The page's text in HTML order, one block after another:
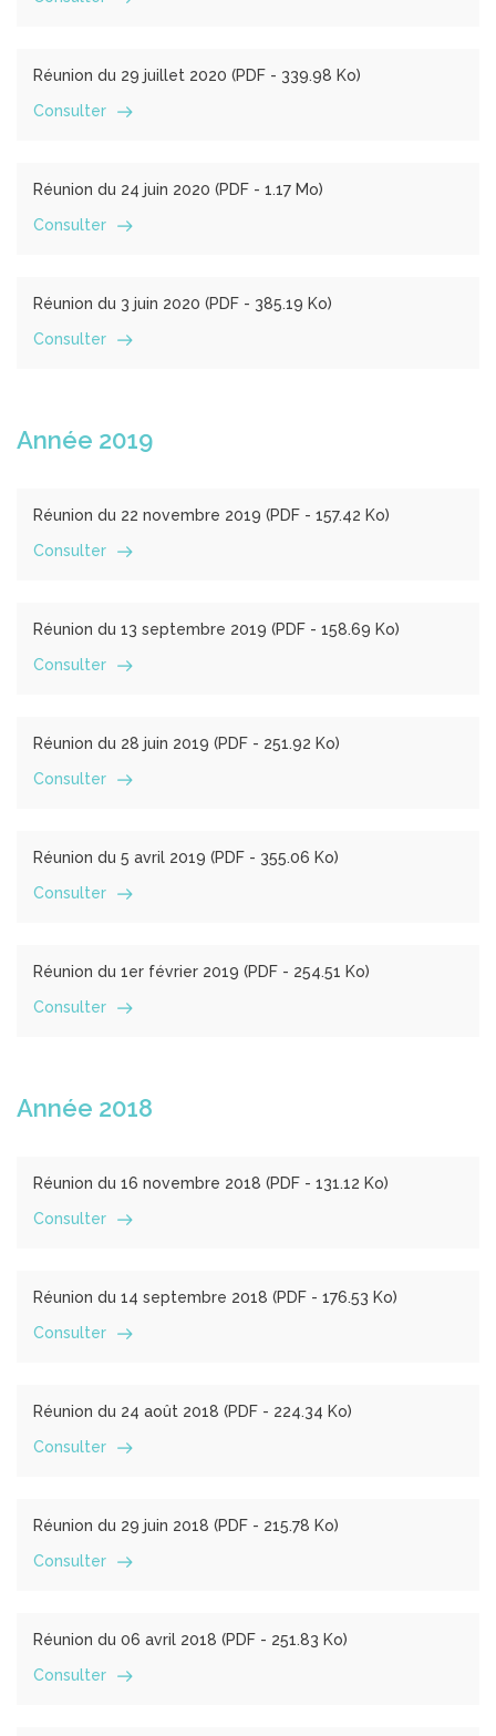
Réunion du 29 juillet 2020 (PDF - 339.98 Ko)
Consulter
Réunion du 24 juin 2020 (PDF - 1.17 Mo)
Consulter
Réunion du 3 juin 2020 (PDF - 385.19 Ko)
Consulter
Année 2019
Réunion du 22 novembre 2019 (PDF - 157.42 Ko)
Consulter
Réunion du 13 septembre 2019 (PDF - 158.69 Ko)
Consulter
Réunion du 28 juin 2019 (PDF - 251.92 Ko)
Consulter
Réunion du 5 avril 2019 (PDF - 355.06 Ko)
Consulter
Réunion du 1er février 2019 (PDF - 254.51 Ko)
Consulter
Année 2018
Réunion du 16 novembre 2018 (PDF - 131.12 Ko)
Consulter
Réunion du 14 septembre 2018 (PDF - 176.53 Ko)
Consulter
Réunion du 24 août 2018 (PDF - 224.34 Ko)
Consulter
Réunion du 29 juin 2018 (PDF - 215.78 Ko)
Consulter
Réunion du 06 avril 2018 (PDF - 251.83 Ko)
Consulter